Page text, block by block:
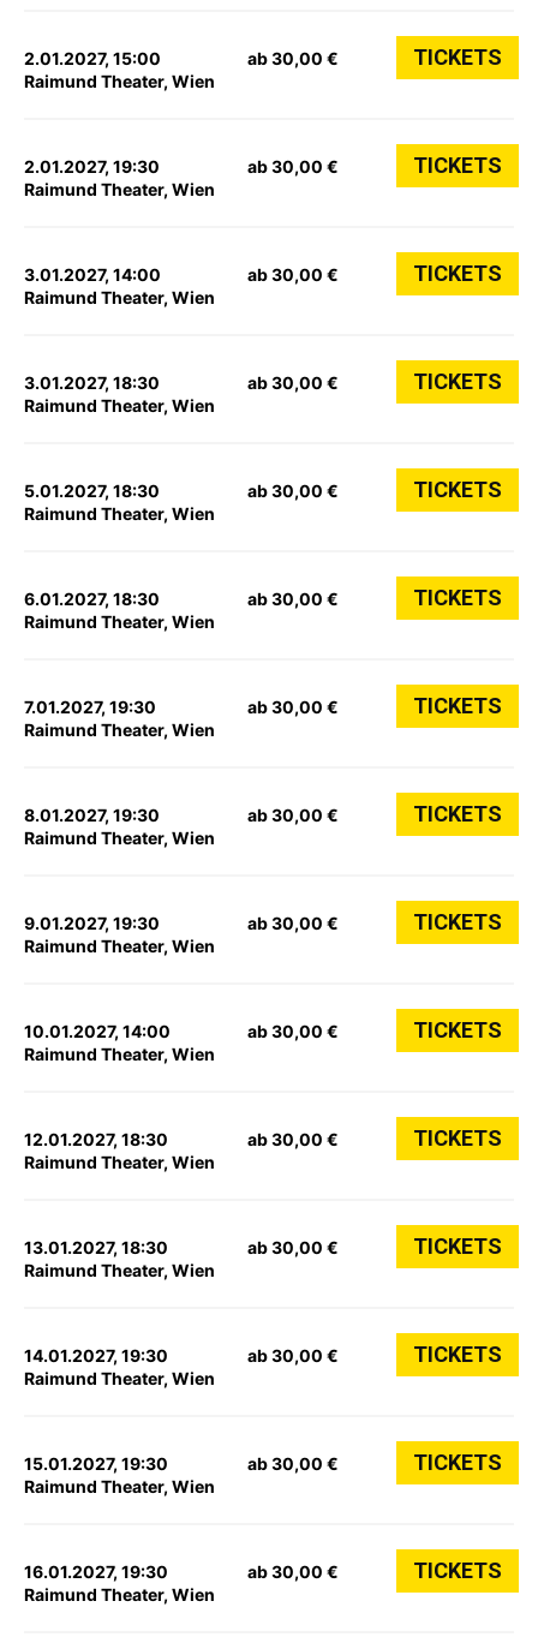
2.01.2027, 15:00
Raimund Theater, Wien
ab 30,00 € TICKETS
2.01.2027, 19:30
Raimund Theater, Wien
ab 30,00 € TICKETS
3.01.2027, 14:00
Raimund Theater, Wien
ab 30,00 € TICKETS
3.01.2027, 18:30
Raimund Theater, Wien
ab 30,00 € TICKETS
5.01.2027, 18:30
Raimund Theater, Wien
ab 30,00 € TICKETS
6.01.2027, 18:30
Raimund Theater, Wien
ab 30,00 € TICKETS
7.01.2027, 19:30
Raimund Theater, Wien
ab 30,00 € TICKETS
8.01.2027, 19:30
Raimund Theater, Wien
ab 30,00 € TICKETS
9.01.2027, 19:30
Raimund Theater, Wien
ab 30,00 € TICKETS
10.01.2027, 14:00
Raimund Theater, Wien
ab 30,00 € TICKETS
12.01.2027, 18:30
Raimund Theater, Wien
ab 30,00 € TICKETS
13.01.2027, 18:30
Raimund Theater, Wien
ab 30,00 € TICKETS
14.01.2027, 19:30
Raimund Theater, Wien
ab 30,00 € TICKETS
15.01.2027, 19:30
Raimund Theater, Wien
ab 30,00 € TICKETS
16.01.2027, 19:30
Raimund Theater, Wien
ab 30,00 € TICKETS